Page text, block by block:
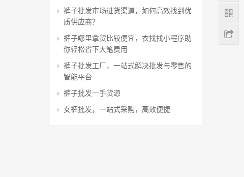
裤子批发市场进货渠道，如何高效找到优
质供应商？
裤子哪里拿货比较便宜，衣找找小程序助
你轻松省下大笔费用
裤子批发工厂，一站式解决批发与零售的
智能平台
裤子批发一手货源
女裤批发，一站式采购，高效便捷